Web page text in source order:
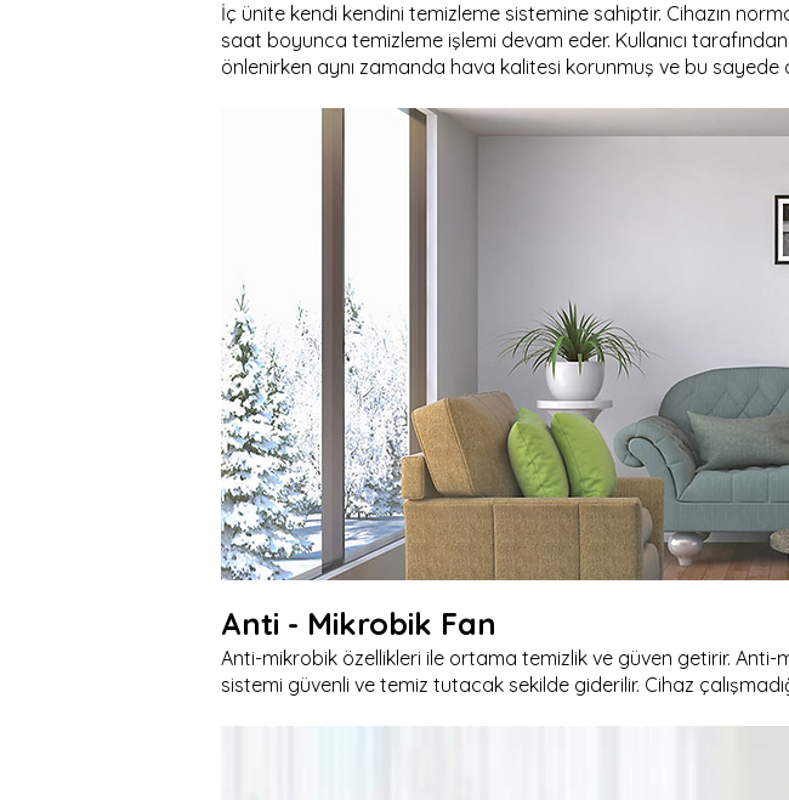
İç ünite kendi kendini temizleme sistemine sahiptir. Cihazın
saat boyunca temizleme işlemi devam eder. Kullanıcı
önlenirken aynı zamanda hava kalitesi korunmuş ve bu sayede
Anti - Mikrobik Fan
Anti-mikrobik özellikleri ile ortama temizlik ve güven getirir.
sistemi güvenli ve temiz tutacak sekilde giderilir. Cihaz